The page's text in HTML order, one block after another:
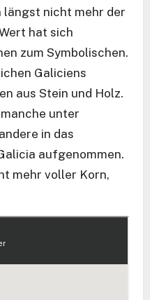
längst nicht mehr der
hat sich
zum Symbolischen.
Galiciens
aus Stein und Holz.
unter
in das
aufgenommen.
mehr voller Korn,